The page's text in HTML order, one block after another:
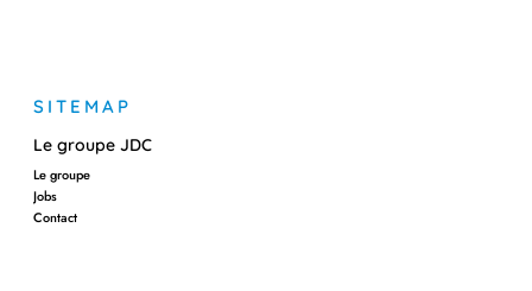
SITEMAP
Le groupe JDC
Le groupe
Jobs
Contact